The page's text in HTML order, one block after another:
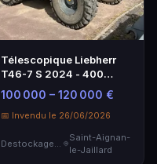
Télescopique Liebherr
T46-7 S 2024 - 400
heures d'utilisation
100 000 – 120 000 €
📅 Invendu le 26/06/2026
Destockage & Invendus
Saint-Aignan-
le-Jaillard